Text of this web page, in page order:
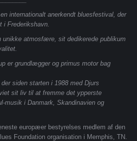
internationalt anerkendt bluesfestival, der
i Frederikshavn.
unikke atmosfære, sit dedikerede publikum
er grundlægger og primus motor bag
siden starten i 1988 med Djurs
sit liv til at fremme det ypperste
musik i Danmark, Skandinavien og
europæer bestyrelses medlem af den
Foundation organisation i Memphis, TN.